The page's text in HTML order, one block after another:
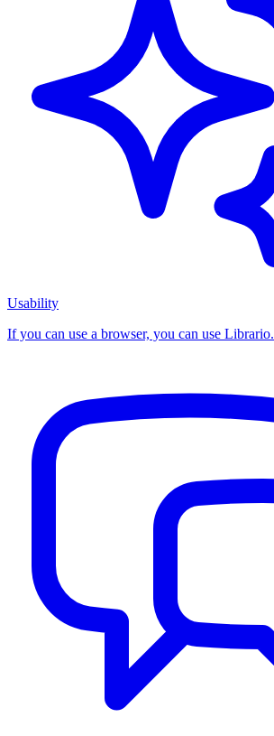
Usability
If you can use a browser, you can use Librario.